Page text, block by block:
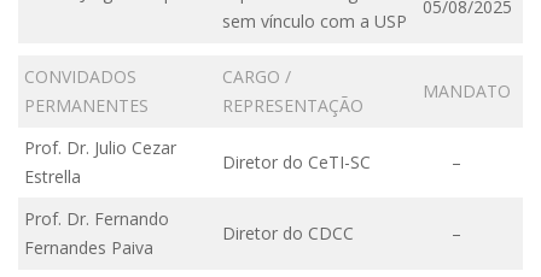
sem vínculo com a USP
05/08/2025
CONVIDADOS
PERMANENTES
CARGO /
REPRESENTAÇÃO
MANDATO
Prof. Dr. Julio Cezar
Estrella
Diretor do CeTI-SC –
Prof. Dr. Fernando
Fernandes Paiva
Diretor do CDCC –